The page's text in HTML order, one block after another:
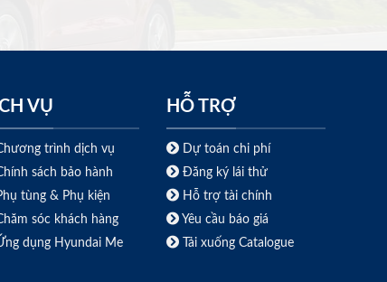
VỤ
trình dịch vụ
sách bảo hành
tùng & Phụ kiện
sóc khách hàng
dụng Hyundai Me
HỖ TRỢ
Dự toán chi phí
Đăng ký lái thử
Hỗ trợ tài chính
Yêu cầu báo giá
Tải xuống Catalogue